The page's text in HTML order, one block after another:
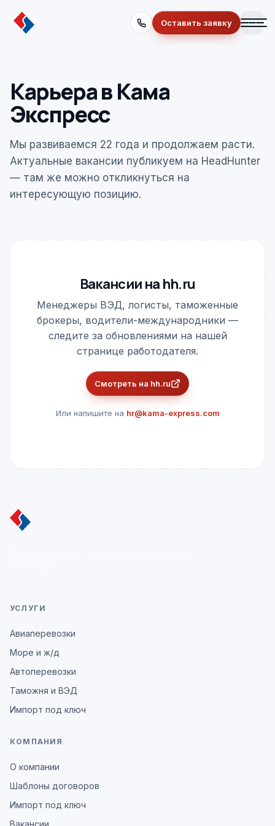
Оставить заявку
Карьера в Кама
Экспресс
Мы развиваемся 22 года и продолжаем расти.
Актуальные вакансии публикуем на HeadHunter
— там же можно откликнуться на
интересующую позицию.
Вакансии на hh.ru
Менеджеры ВЭД, логисты, таможенные
брокеры, водители-международники —
следите за обновлениями на нашей
странице работодателя.
Смотреть на hh.ru
Или напишите на hr@kama-express.com
УСЛУГИ
Авиаперевозки
Море и ж/д
Автоперевозки
Таможня и ВЭД
Импорт под ключ
КОМПАНИЯ
О компании
Шаблоны договоров
Импорт под ключ
Вакансии